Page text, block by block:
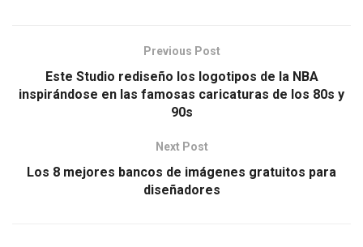
Previous Post
Este Studio rediseño los logotipos de la NBA
inspirándose en las famosas caricaturas de los 80s y
90s
Next Post
Los 8 mejores bancos de imágenes gratuitos para
diseñadores